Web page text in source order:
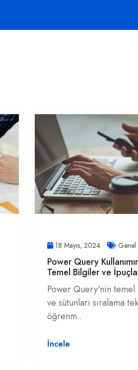
18 Mayıs, 2024 Genel
Power Query
Temel Bilgiler ve
Power Query'nin
ve sütunları sıralama
öğrenm..
İncele